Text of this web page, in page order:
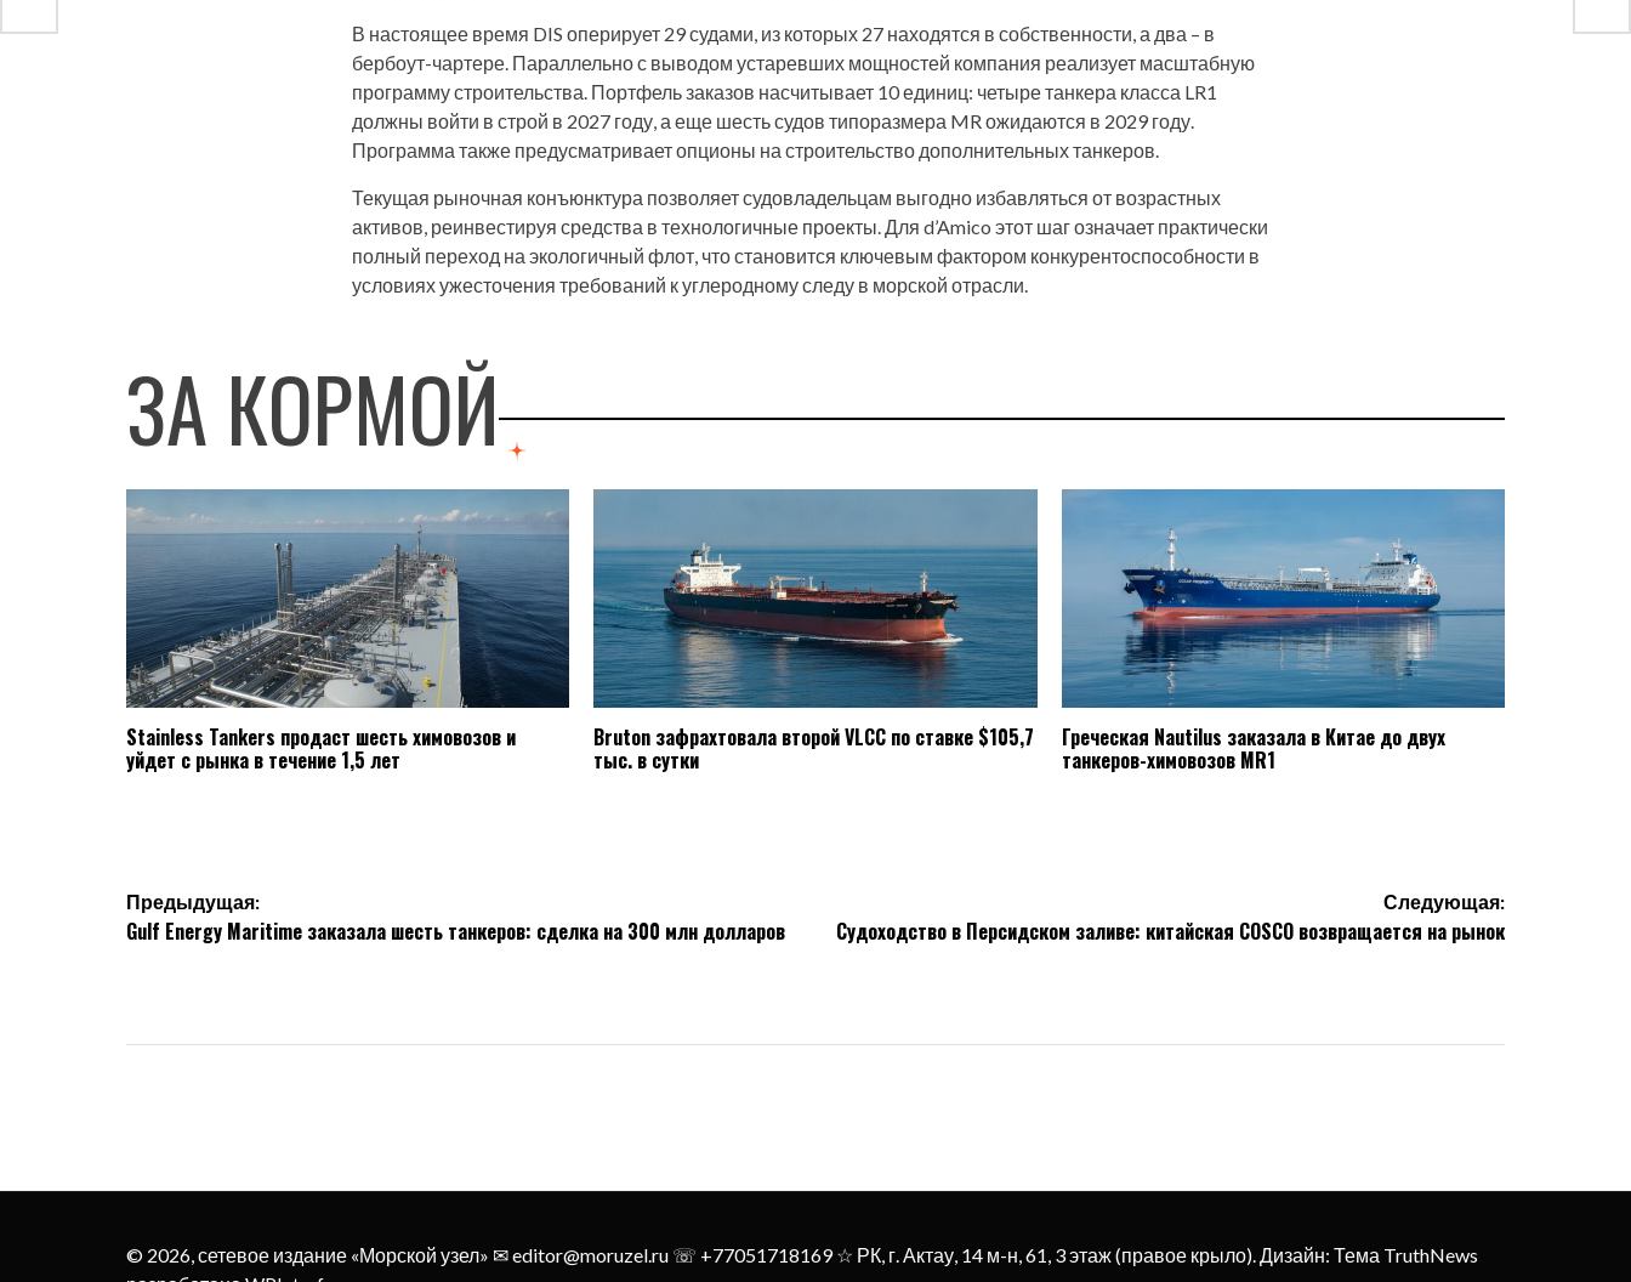
В настоящее время DIS оперирует 29 судами, из которых 27 находятся в собственности, а два – в
бербоут-чартере. Параллельно с выводом устаревших мощностей компания реализует масштабную
программу строительства. Портфель заказов насчитывает 10 единиц: четыре танкера класса LR1
должны войти в строй в 2027 году, а еще шесть судов типоразмера MR ожидаются в 2029 году.
Программа также предусматривает опционы на строительство дополнительных танкеров.
Текущая рыночная конъюнктура позволяет судовладельцам выгодно избавляться от возрастных
активов, реинвестируя средства в технологичные проекты. Для d’Amico этот шаг означает практически
полный переход на экологичный флот, что становится ключевым фактором конкурентоспособности в
условиях ужесточения требований к углеродному следу в морской отрасли.
ЗА КОРМОЙ
Stainless Tankers продаст шесть химовозов и
уйдет с рынка в течение 1,5 лет
Bruton зафрахтовала второй VLCC по ставке $105,7
тыс. в сутки
Греческая Nautilus заказала в Китае до двух
танкеров-химовозов MR1
Навигация
Предыдущая:
Gulf Energy Maritime заказала шесть танкеров: сделка на 300 млн долларов
Следующая:
Судоходство в Персидском заливе: китайская COSCO возвращается на рынок
© 2026, сетевое издание «Морской узел» ✉︎ editor@moruzel.ru ☏ +77051718169 ☆ РК, г. Актау, 14 м-н, 61, 3 этаж (правое крыло). Дизайн: Тема TruthNews